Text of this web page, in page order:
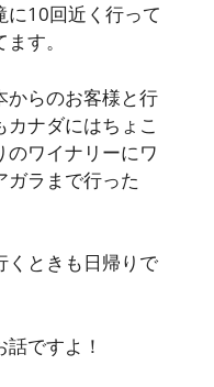
に10回近く行って
す。
からのお客様と行
ナダにはちょこ
のワイナリーにワ
ガラまで行った
くときも日帰りで
ですよ！